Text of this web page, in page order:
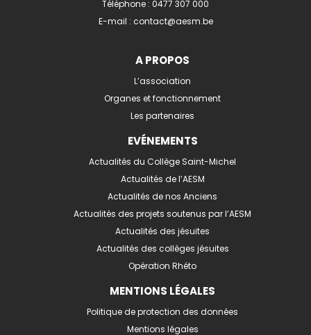
Téléphone : 0477 307 000
E-mail : contact@aesm.be
A PROPOS
L’association
Organes et fonctionnement
Les partenaires
EVÉNEMENTS
Actualités du Collège Saint-Michel
Actualités de l’AESM
Actualités de nos Anciens
Actualités des projets soutenus par l’AESM
Actualités des jésuites
Actualités des collèges jésuites
Opération Rhéto
MENTIONS LÉGALES
Politique de protection des données
Mentions légales